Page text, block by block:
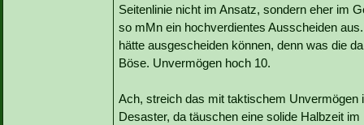
Seitenlinie nicht im Ansatz, sondern eher im
so mMn ein hochverdientes Ausscheiden
hätte ausgescheiden können, denn was die
Böse. Unvermögen hoch 10.
Ach, streich das mit taktischem Unvermögen
Desaster, da täuschen eine solide Halbzeit